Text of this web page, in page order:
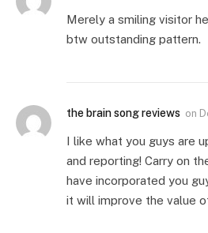
Merely a smiling visitor
btw outstanding pattern.
the brain song reviews on
I like what you guys are
and reporting! Carry on
have incorporated you
it will improve the value